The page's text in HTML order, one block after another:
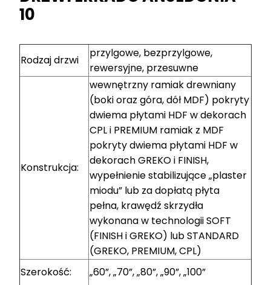
10
Rodzaj drzwi
przylgowe, bezprzylgowe,
rewersyjne, przesuwne
Konstrukcja:
wewnętrzny ramiak drewniany
(boki oraz góra, dół MDF) pokryty
dwiema płytami HDF w dekorach
CPL i PREMIUM ramiak z MDF
pokryty dwiema płytami HDF w
dekorach GREKO i FINISH,
wypełnienie stabilizujące „plaster
miodu” lub za dopłatą płyta
pełna, krawędź skrzydła
wykonana w technologii SOFT
(FINISH i GREKO) lub STANDARD
(GREKO, PREMIUM, CPL)
Szerokość:
„60”, „70”, „80”, „90”, „100”